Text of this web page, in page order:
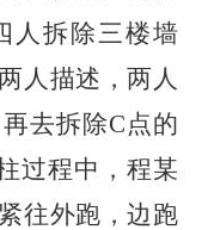
人拆除三楼墙
人描述，两人
去拆除C点的
过程中，程某
往外跑，边跑